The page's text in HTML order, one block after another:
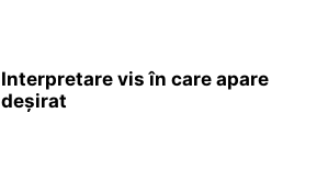
Interpretare vis în care apare
deșirat